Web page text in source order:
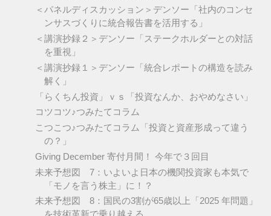
＜パネルディスカッション＞デンソー「社内のコンセ
ンサスづくりに統合報告書を活用する」
＜講演抄録２＞デンソー「ステークホルダーとの対話
を重視」
＜講演抄録１＞デンソー「統合レポートの構造を読み
解く」
「らくちん投資」ｖｓ「投資なんか、おやめなさい」
コツコツ♪つみたてコラム
こつこつ♪つみたてコラム「投資と資産形成って違う
の？」
Giving December 寄付月間！ 今年で３回目
未来予想図 7：いよいよ日本の機関投資家も本気で
「モノを言う株主」に！？
未来予想図 8：国民の3割が65歳以上「2025 年問題」